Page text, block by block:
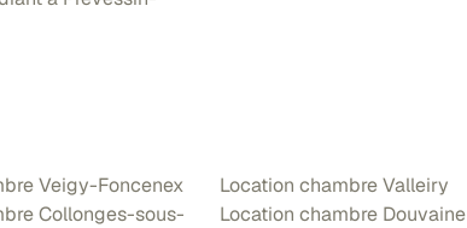
Veigy-Foncenex
Collonges-sous-
Location chambre Valleiry
Location chambre Douvaine